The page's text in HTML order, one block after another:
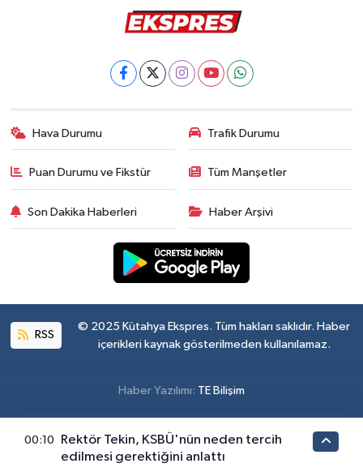
Hava Durumu Trafik Durumu
Puan Durumu ve Fikstür Tüm Manşetler
Son Dakika Haberleri Haber Arşivi
RSS
© 2025 Kütahya Ekspres. Tüm hakları saklıdır. Haber
içerikleri kaynak gösterilmeden kullanılamaz.
Haber Yazılımı: TE Bilişim
00:10
Rektör Tekin, KSBÜ'nün neden tercih
edilmesi gerektiğini anlattı